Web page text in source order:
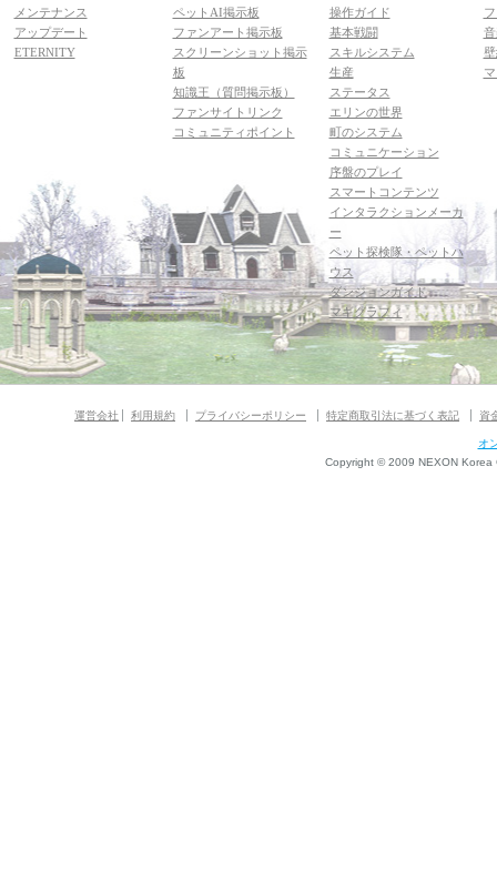
メンテナンス
アップデート
ETERNITY
ペットAI掲示板
ファンアート掲示板
スクリーンショット掲示
板
知識王（質問掲示板）
ファンサイトリンク
コミュニティポイント
操作ガイド
基本戦闘
スキルシステム
生産
ステータス
エリンの世界
町のシステム
コミュニケーション
序盤のプレイ
スマートコンテンツ
インタラクションメーカ
ー
ペット探検隊・ペットハ
ウス
ダンジョンガイド
マギグラフィ
運営会社 利用規約 プライバシーポリシー 特定商取引法に基づく表記 資
オ
Copyright © 2009 NEXON Korea